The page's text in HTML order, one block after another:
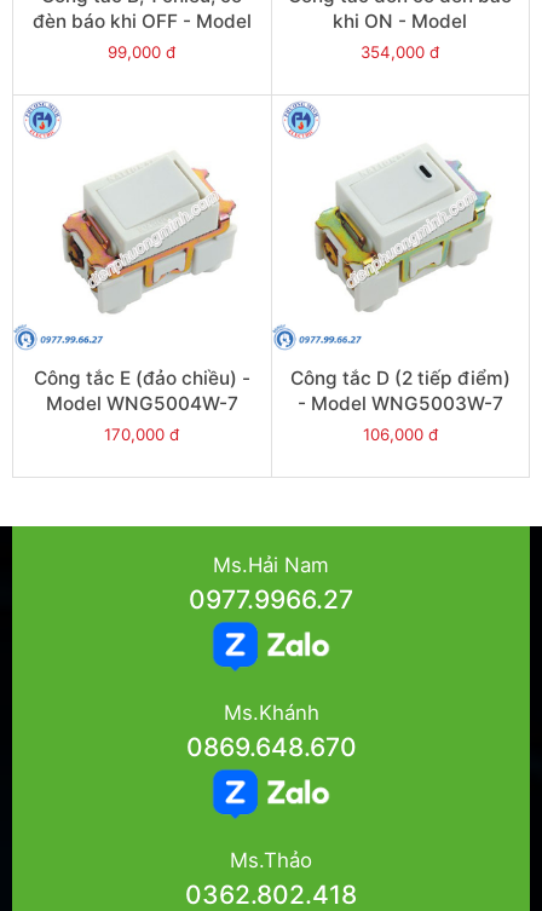
đèn báo khi OFF - Model
WNG5051W-751
99,000 đ
khi ON - Model
WN5241W-801
354,000 đ
Công tắc E (đảo chiều) -
Model WNG5004W-7
170,000 đ
Công tắc D (2 tiếp điểm)
- Model WNG5003W-7
106,000 đ
Ms.Hải Nam
0977.9966.27
Ms.Khánh
0869.648.670
Ms.Thảo
0362.802.418